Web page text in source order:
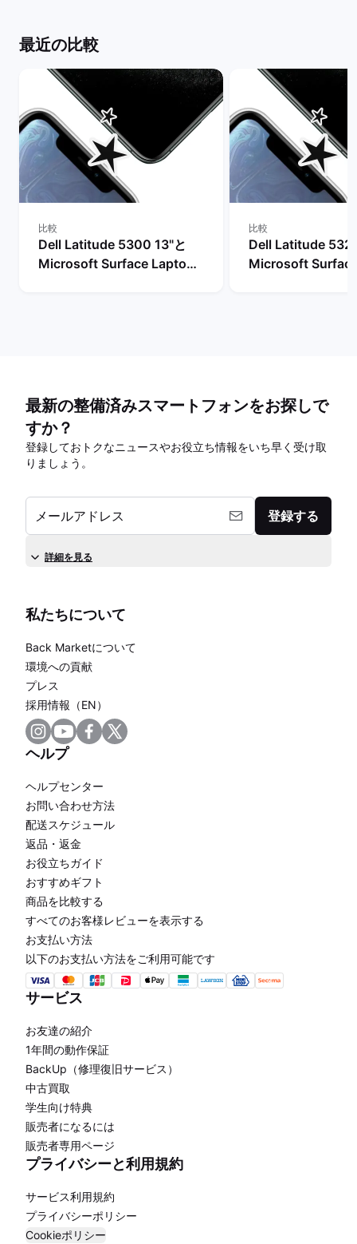
最近の比較
比較
Dell Latitude 5300 13"と
Microsoft Surface Laptop
比較
Dell Latitude
Microsoft
最新の整備済みスマートフォンをお探しで
すか？
登録しておトクなニュースやお役立ち情報をいち早く受け取
りましょう。
メールアドレス 登録する
詳細を見る
私たちについて
Back Marketについて
環境への貢献
プレス
採用情報（EN）
ヘルプ
ヘルプセンター
お問い合わせ方法
配送スケジュール
返品・返金
お役立ちガイド
おすすめギフト
商品を比較する
すべてのお客様レビューを表示する
お支払い方法
以下のお支払い方法をご利用可能です
サービス
お友達の紹介
1年間の動作保証
BackUp（修理復旧サービス）
中古買取
学生向け特典
販売者になるには
販売者専用ページ
プライバシーと利用規約
サービス利用規約
プライバシーポリシー
Cookieポリシー